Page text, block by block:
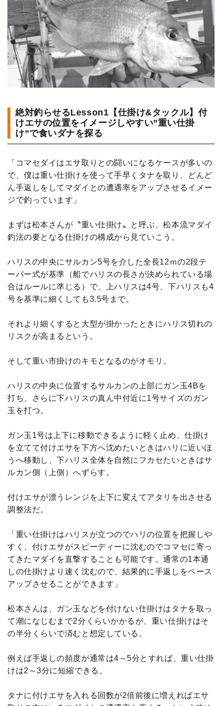
絶対釣らせるLesson1【仕掛け&タックル】付
けエサの位置をイメージしやすい”重い仕掛
け”で食いダナを探る
「コマセダイはエサ取りとの闘いになるケースが多いの
で、僕は重い仕掛けを使って手早くタナを取り、どんど
ん手返しをしてマダイとの遭遇率をアップさせるイメー
ジで釣っています」
まずは松本さんが〝重い仕掛け〟と呼ぶ、松本流マダイ
釣法の要となる仕掛けの構成から見ていこう。
ハリスの中央にサルカン5号を介した全長12ｍの2段テ
ーパー式が基準（船でハリスの長さが決められている場
合はルールに準じる）で、上ハリスは4号、下ハリスも4
号を基準に細くしても3.5号まで。
それより細くすると大型が掛かったときにハリス切れの
リスクが高まるという。
そして重い市掛けのキモとなるのがオモリ。
ハリスの中央に位置するサルカンの上部にガン玉4Bを
打ち、さらに下ハリスの真ん中付近に1号サイズのガン
玉を打つ。
ガン玉1号は上下に移動できるように軽く止め、仕掛け
を立てて付けエサを下方へ沈めたいときはハリに近いほ
うへ移動し、下ハリス全体を自然にフカセたいときはサ
ルカン側（上側）へずらす。
付けエサが漂うレンジを上下に変えてアタリを出させる
調整法だ。
「重い仕掛けはハリスが立つのでハリの位置を把握しや
すく、付けエサがスピーディーに沈むのでコマセに寄っ
てきたマダイを直撃することも可能です。通常の1本通
しの仕掛けより速く沈むので、結果的に手返しをペース
アップさせることができます」
松本さんは、ガン玉などを付けない仕掛けはタナを取っ
て潮になじむまで2分くらいかかるが、重い仕掛けはそ
の半分くらいで済むと想定している。
例えば手返しの頻度が通常は4～5分とすれば、重い仕掛
けは2～3分に短縮できる。
タナに付けエサを入れる回数が2倍前後に増えればエサ